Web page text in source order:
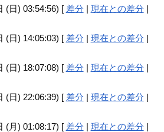
(日) 03:54:56) [ 差分| 現在との差分|
(日) 14:05:03) [ 差分| 現在との差分|
(日) 18:07:08) [ 差分| 現在との差分|
(日) 22:06:39) [ 差分| 現在との差分|
(月) 01:08:17) [ 差分| 現在との差分|